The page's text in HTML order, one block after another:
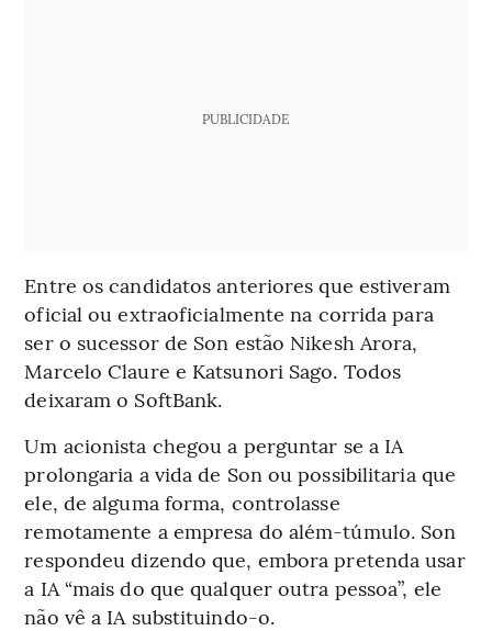
PUBLICIDADE
Entre os candidatos anteriores que estiveram
oficial ou extraoficialmente na corrida para
ser o sucessor de Son estão Nikesh Arora,
Marcelo Claure e Katsunori Sago. Todos
deixaram o SoftBank.
Um acionista chegou a perguntar se a IA
prolongaria a vida de Son ou possibilitaria que
ele, de alguma forma, controlasse
remotamente a empresa do além-túmulo. Son
respondeu dizendo que, embora pretenda usar
a IA “mais do que qualquer outra pessoa”, ele
não vê a IA substituindo-o.